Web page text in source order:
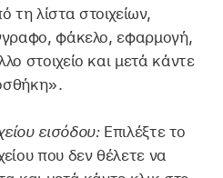
λίστα στοιχείων,
φάκελο, εφαρμογή,
στοιχείο και μετά κάντε
εισόδου:Επιλέξτε το
που δεν θέλετε να